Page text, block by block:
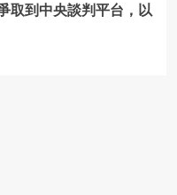
取到中央談判平台，以